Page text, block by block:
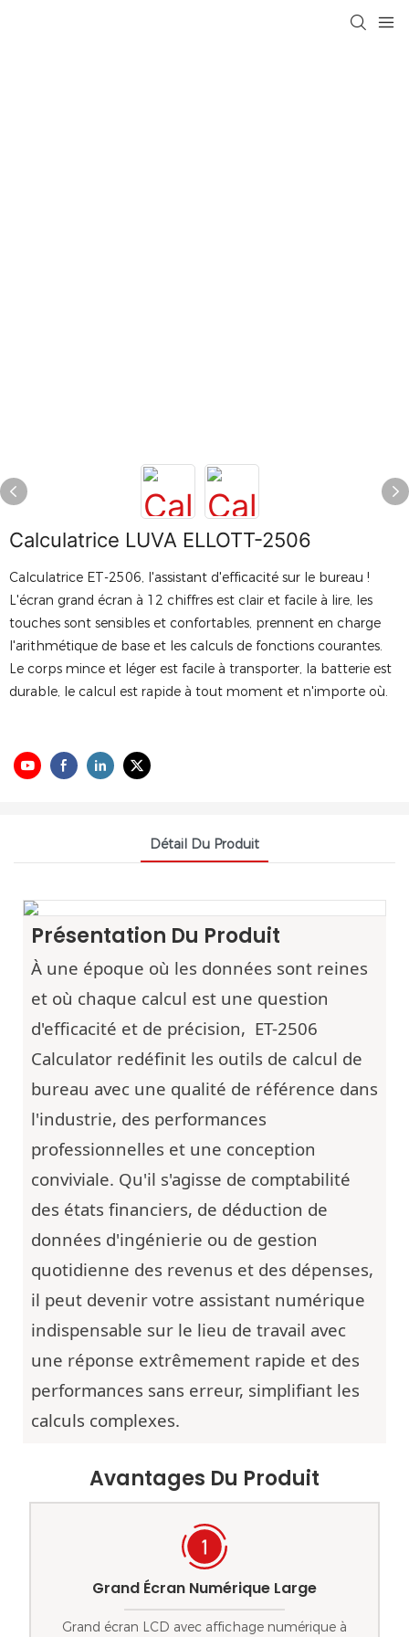
Calculatrice LUVA ELLOTT-2506
Calculatrice ET-2506, l'assistant d'efficacité sur le bureau !
L'écran grand écran à 12 chiffres est clair et facile à lire, les
touches sont sensibles et confortables, prennent en charge
l'arithmétique de base et les calculs de fonctions courantes.
Le corps mince et léger est facile à transporter, la batterie est
durable, le calcul est rapide à tout moment et n'importe où.
Détail Du Produit
Présentation Du Produit
À une époque où les données sont reines
et où chaque calcul est une question
d'efficacité et de précision, ET-2506
Calculator redéfinit les outils de calcul de
bureau avec une qualité de référence dans
l'industrie, des performances
professionnelles et une conception
conviviale. Qu'il s'agisse de comptabilité
des états financiers, de déduction de
données d'ingénierie ou de gestion
quotidienne des revenus et des dépenses,
il peut devenir votre assistant numérique
indispensable sur le lieu de travail avec
une réponse extrêmement rapide et des
performances sans erreur, simplifiant les
calculs complexes.
Avantages Du Produit
Grand Écran Numérique Large
Grand écran LCD avec affichage numérique à